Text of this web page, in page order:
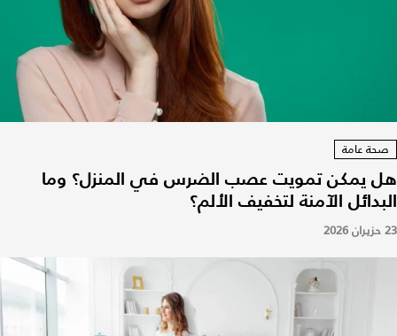
صحة عامة
هل يمكن تمويت عصب الضرس في المنزل؟ وما
البدائل الآمنة لتخفيف الألم؟
23 حزيران 2026